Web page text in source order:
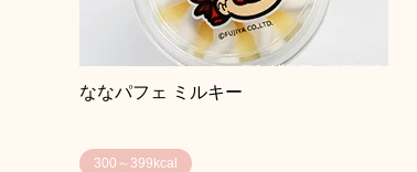
ななパフェ ミルキー
300～399kcal